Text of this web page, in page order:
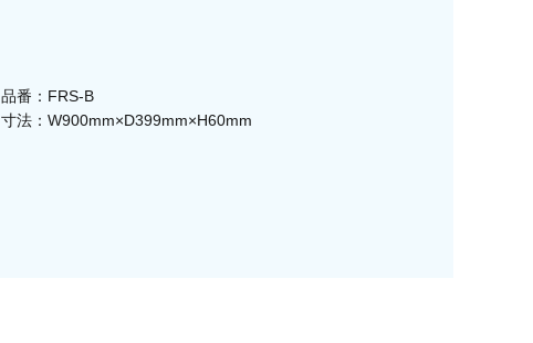
品番：FRS-B
寸法：W900mm×D399mm×H60mm